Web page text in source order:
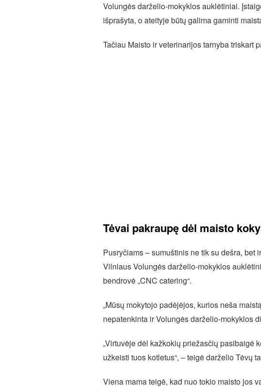
Volungės darželio-mokyklos auklėtiniai.
išprašyta, o ateityje būtų galima gaminti
Tačiau Maisto ir veterinarijos tarnyba triskart
Tėvai pakraupę dėl maisto
Pusryčiams – sumuštinis ne tik su dešra,
Vilniaus Volungės darželio-mokyklos
bendrovė „CNC catering“.
„Mūsų mokytojo padėjėjos, kurios neša
nepatenkinta ir Volungės darželio-mokyklos
„Virtuvėje dėl kažkokių priežasčių pasibaigė
užkeisti tuos kotletus“, – teigė darželio Tėvų
Viena mama teigė, kad nuo tokio maisto jos